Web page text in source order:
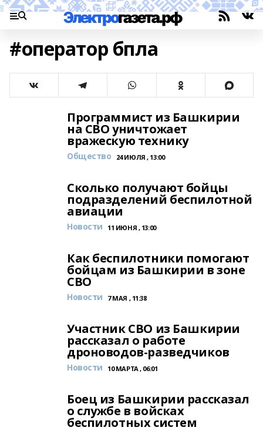
#оператор бпла
Программист из Башкирии
на СВО уничтожает
вражескую технику
Общество 24 ИЮЛЯ , 13:00
Сколько получают бойцы
подразделений беспилотной
авиации
Новости 11 ИЮНЯ , 13:00
Как беспилотники помогают
бойцам из Башкирии в зоне
СВО
Новости 7 МАЯ , 11:38
Участник СВО из Башкирии
рассказал о работе
дроноводов-разведчиков
Новости 10 МАРТА , 06:01
Боец из Башкирии рассказал
о службе в войсках
беспилотных систем